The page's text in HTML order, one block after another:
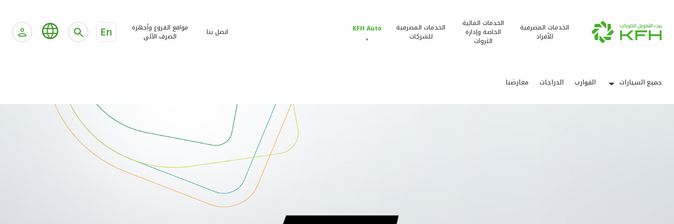
الخدمات المصرفية
للأفراد
الخدمات المالية
الخاصة وإدارة
الثروات
الخدمات المصرفية
للشركات
KFH Auto اتصل بنا
مواقع الفروع وأجهزة
الصرف الآلي
En
جميع السيارات القوارب الدراجات معارضنا